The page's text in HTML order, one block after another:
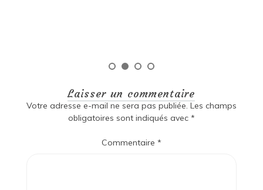
Laisser un commentaire
Votre adresse e-mail ne sera pas publiée. Les champs
obligatoires sont indiqués avec *
Commentaire *